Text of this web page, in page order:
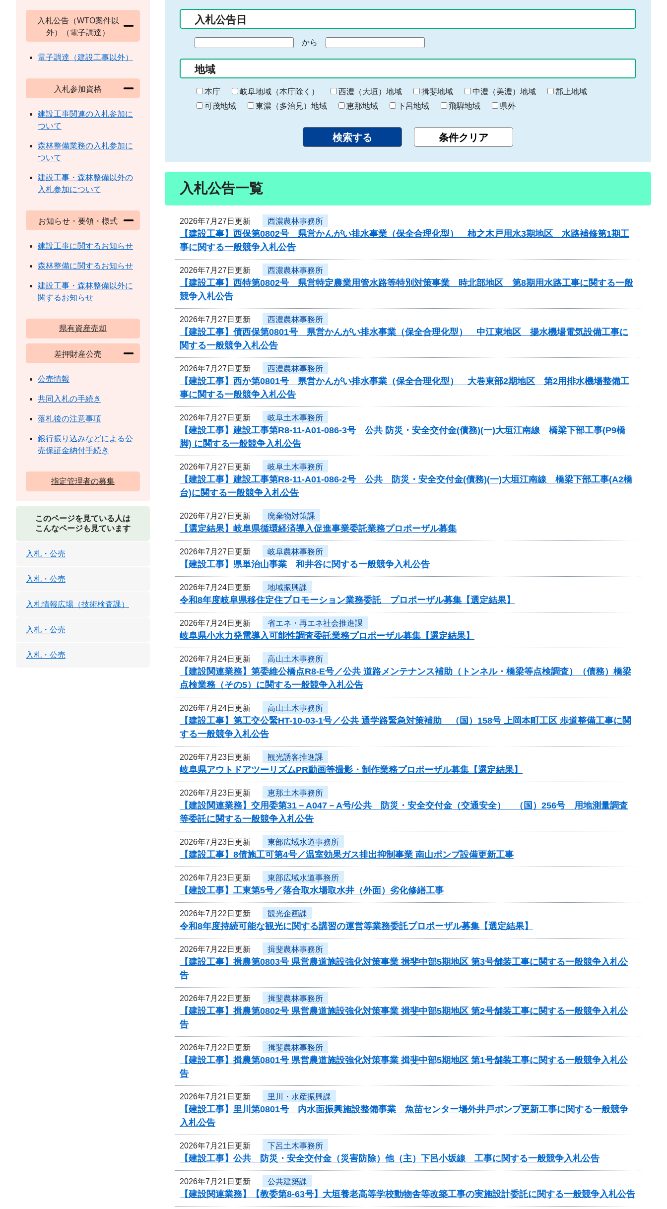
力
入札公告日
の
始
ま
り
から
終
わ
り
地域
本庁 岐阜地域（本庁除く） 西濃（大垣）地域 揖斐地域 中濃（美濃）地域
郡上地域
可茂地域
東濃（多治見）地域 恵那地域 下呂地域 飛騨地域 県外
入札公告一覧
2026年7月27日更新 西濃農林事務所
【建設工事】西保第0802号 県営かんがい排水事業（保全合理化型） 柿之木戸用水3期地区 水路補修第1期工
事に関する一般競争入札公告
2026年7月27日更新 西濃農林事務所
【建設工事】西特第0802号 県営特定農業用管水路等特別対策事業 時北部地区 第8期用水路工事に関する一般
競争入札公告
2026年7月27日更新 西濃農林事務所
【建設工事】債西保第0801号 県営かんがい排水事業（保全合理化型） 中江東地区 揚水機場電気設備工事に
関する一般競争入札公告
2026年7月27日更新 西濃農林事務所
【建設工事】西か第0801号 県営かんがい排水事業（保全合理化型） 大巻東部2期地区 第2用排水機場整備工
事に関する一般競争入札公告
2026年7月27日更新 岐阜土木事務所
【建設工事】建設工事第R8-11-A01-086-3号 公共 防災・安全交付金(債務)(一)大垣江南線 橋梁下部工事(P9橋
脚) に関する一般競争入札公告
2026年7月27日更新 岐阜土木事務所
【建設工事】建設工事第R8-11-A01-086-2号 公共 防災・安全交付金(債務)(一)大垣江南線 橋梁下部工事(A2橋
台)に関する一般競争入札公告
2026年7月27日更新 廃棄物対策課
【選定結果】岐阜県循環経済導入促進事業委託業務プロポーザル募集
2026年7月27日更新 岐阜農林事務所
【建設工事】県単治山事業 和井谷に関する一般競争入札公告
2026年7月24日更新 地域振興課
令和8年度岐阜県移住定住プロモーション業務委託 プロポーザル募集【選定結果】
2026年7月24日更新 省エネ・再エネ社会推進課
岐阜県小水力発電導入可能性調査委託業務プロポーザル募集【選定結果】
2026年7月24日更新 高山土木事務所
【建設関連業務】第委維公橋点R8-E号／公共 道路メンテナンス補助（トンネル・橋梁等点検調査）（債務）橋梁
点検業務（その5）に関する一般競争入札公告
2026年7月24日更新 高山土木事務所
【建設工事】第工交公緊HT-10-03-1号／公共 通学路緊急対策補助 （国）158号 上岡本町工区 歩道整備工事に関
する一般競争入札公告
2026年7月23日更新 観光誘客推進課
岐阜県アウトドアツーリズムPR動画等撮影・制作業務プロポーザル募集【選定結果】
2026年7月23日更新 恵那土木事務所
【建設関連業務】交用委第31－A047－A号/公共 防災・安全交付金（交通安全） （国）256号 用地測量調査
等委託に関する一般競争入札公告
2026年7月23日更新 東部広域水道事務所
【建設工事】8債施工可第4号／温室効果ガス排出抑制事業 南山ポンプ設備更新工事
2026年7月23日更新 東部広域水道事務所
【建設工事】工東第5号／落合取水場取水井（外面）劣化修繕工事
2026年7月22日更新 観光企画課
令和8年度持続可能な観光に関する講習の運営等業務委託プロポーザル募集【選定結果】
2026年7月22日更新 揖斐農林事務所
【建設工事】揖農第0803号 県営農道施設強化対策事業 揖斐中部5期地区 第3号舗装工事に関する一般競争入札公
告
2026年7月22日更新 揖斐農林事務所
【建設工事】揖農第0802号 県営農道施設強化対策事業 揖斐中部5期地区 第2号舗装工事に関する一般競争入札公
告
2026年7月22日更新 揖斐農林事務所
【建設工事】揖農第0801号 県営農道施設強化対策事業 揖斐中部5期地区 第1号舗装工事に関する一般競争入札公
告
2026年7月21日更新 里川・水産振興課
【建設工事】里川第0801号 内水面振興施設整備事業 魚苗センター場外井戸ポンプ更新工事に関する一般競争
入札公告
2026年7月21日更新 下呂土木事務所
【建設工事】公共 防災・安全交付金（災害防除）他（主）下呂小坂線 工事に関する一般競争入札公告
2026年7月21日更新 公共建築課
【建設関連業務】【教委第8-63号】大垣養老高等学校動物舎等改築工事の実施設計委託に関する一般競争入札公告
入札公告（WTO案件以
外）（電子調達）
電子調達（建設工事以外）
入札参加資格
建設工事関連の入札参加に
ついて
森林整備業務の入札参加に
ついて
建設工事・森林整備以外の
入札参加について
お知らせ・要領・様式
建設工事に関するお知らせ
森林整備に関するお知らせ
建設工事・森林整備以外に
関するお知らせ
県有資産売却
差押財産公売
公売情報
共同入札の手続き
落札後の注意事項
銀行振り込みなどによる公
売保証金納付手続き
指定管理者の募集
このページを見ている人は
こんなページも見ています
入札・公売
入札・公売
入札情報広場（技術検査課）
入札・公売
入札・公売